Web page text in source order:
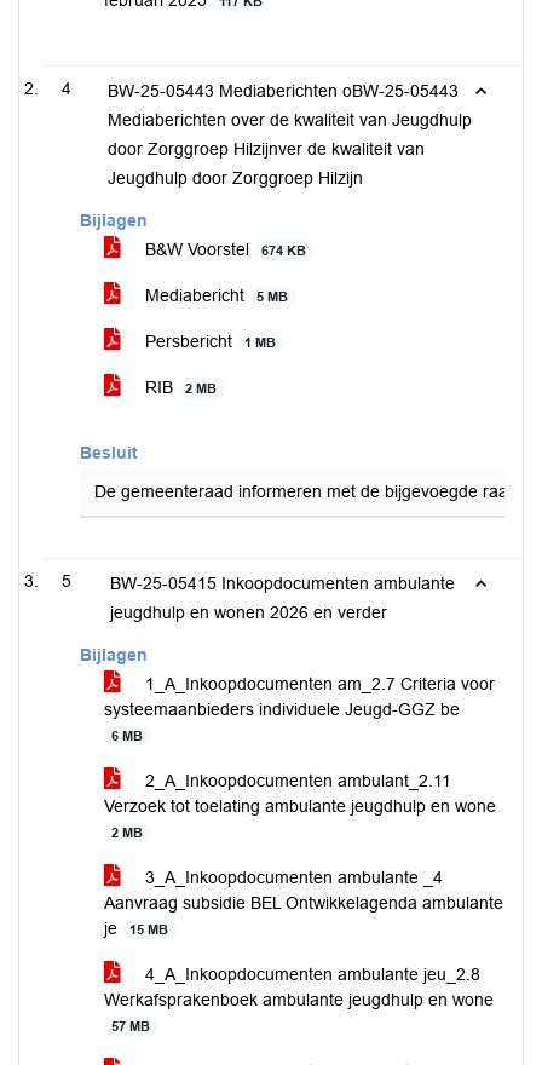
4
BW-25-05443 Mediaberichten oBW-25-05443
Mediaberichten over de kwaliteit van Jeugdhulp
door Zorggroep Hilzijnver de kwaliteit van
Jeugdhulp door Zorggroep Hilzijn
Bijlagen
B&W Voorstel
674 KB
Mediabericht 5 MB
Persbericht 1 MB
RIB 2 MB
Besluit
De gemeenteraad informeren met de bijgevoegde
5
BW-25-05415 Inkoopdocumenten ambulante
jeugdhulp en wonen 2026 en verder
Bijlagen
1_A_Inkoopdocumenten am_2.7 Criteria voor
systeemaanbieders individuele Jeugd-GGZ be
6 MB
2_A_Inkoopdocumenten ambulant_2.11
Verzoek tot toelating ambulante jeugdhulp en wone
2 MB
3_A_Inkoopdocumenten ambulante _4
Aanvraag subsidie BEL Ontwikkelagenda ambulante
je
15 MB
4_A_Inkoopdocumenten ambulante jeu_2.8
Werkafsprakenboek ambulante jeugdhulp en wone
57 MB